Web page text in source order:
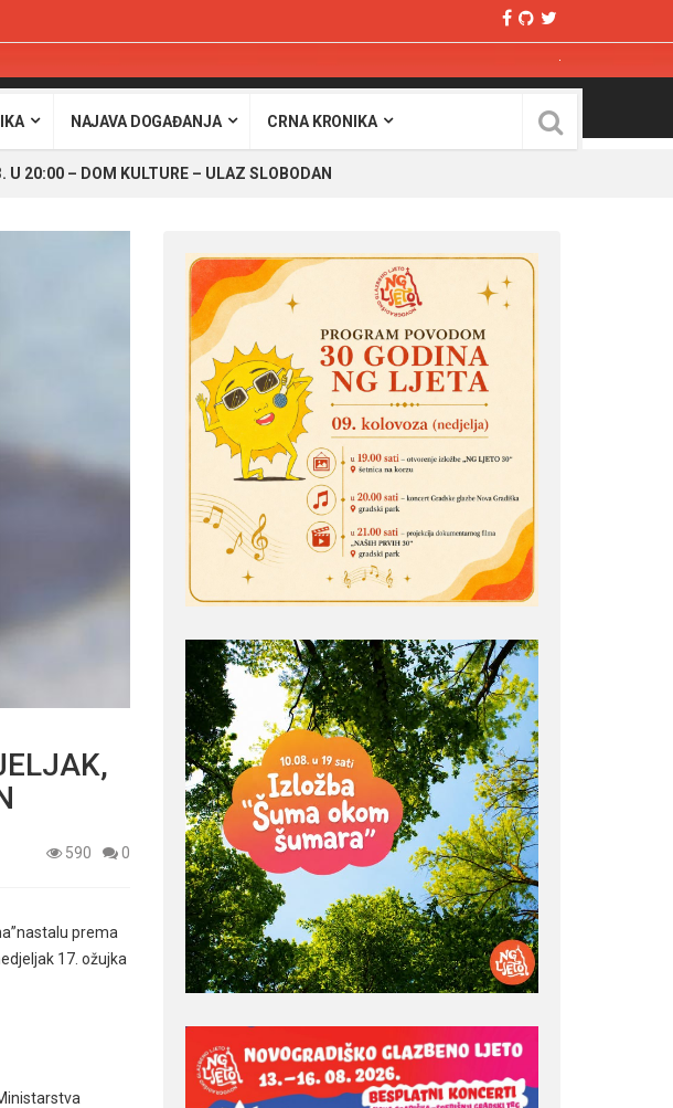
NAJAVA DOGAĐANJA CRNA KRONIKA
20:00 – DOM KULTURE – ULAZ SLOBODAN
590 0
prema
17. ožujka